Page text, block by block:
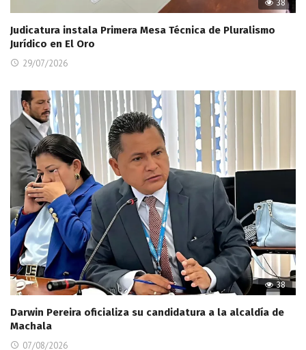
38
Judicatura instala Primera Mesa Técnica de Pluralismo
Jurídico en El Oro
29/07/2026
38
Darwin Pereira oficializa su candidatura a la alcaldía de
Machala
07/08/2026